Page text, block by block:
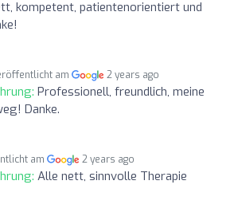
kompetent, patientenorientiert und
am 2 years ago
Professionell, freundlich, meine
Danke.
am 2 years ago
Alle nett, sinnvolle Therapie